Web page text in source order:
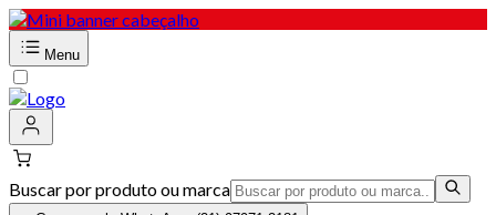
Menu
Buscar por produto ou marca